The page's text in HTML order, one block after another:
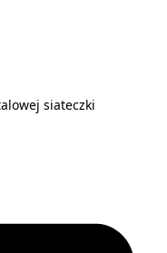
siateczki